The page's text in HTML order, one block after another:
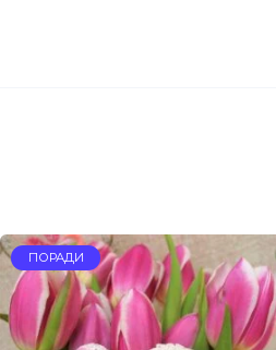
ПОРАДИ